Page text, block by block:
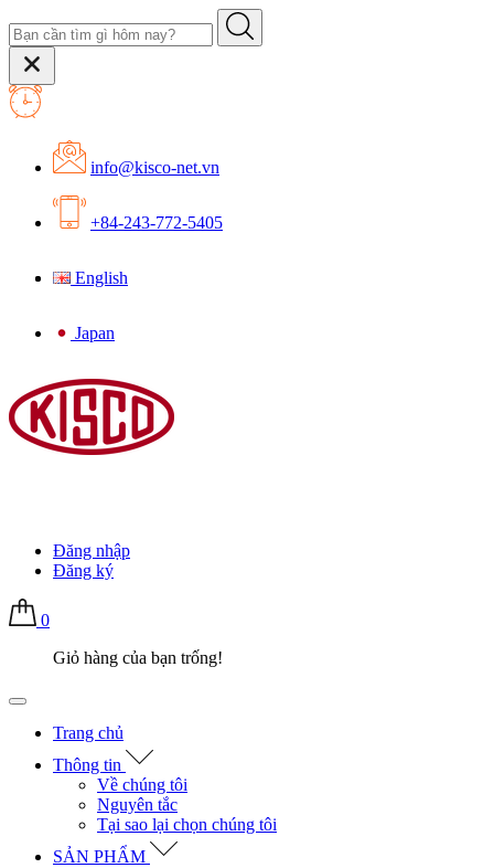
info@kisco-net.vn
+84-243-772-5405
English
Japan
Đăng nhập
Đăng ký
0
Giỏ hàng của bạn trống!
Trang chủ
Thông tin
Về chúng tôi
Nguyên tắc
Tại sao lại chọn chúng tôi
SẢN PHẨM